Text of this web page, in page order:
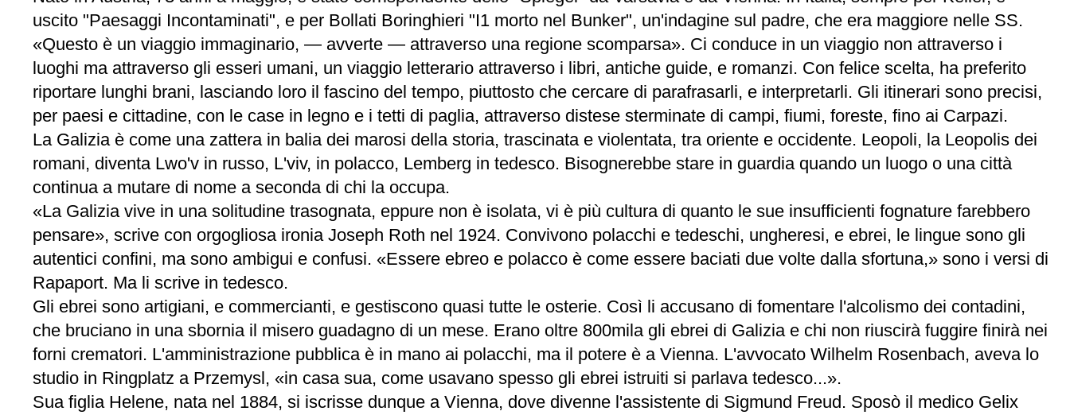
uscito "Paesaggi Incontaminati", e per Bollati Boringhieri "I1 morto nel Bunker", un'indagine sul padre, che era maggiore nelle SS.
«Questo è un viaggio immaginario, — avverte — attraverso una regione scomparsa». Ci conduce in un viaggio non attraverso i
luoghi ma attraverso gli esseri umani, un viaggio letterario attraverso i libri, antiche guide, e romanzi. Con felice scelta, ha preferito
riportare lunghi brani, lasciando loro il fascino del tempo, piuttosto che cercare di parafrasarli, e interpretarli. Gli itinerari sono precisi,
per paesi e cittadine, con le case in legno e i tetti di paglia, attraverso distese sterminate di campi, fiumi, foreste, fino ai Carpazi.
La Galizia è come una zattera in balia dei marosi della storia, trascinata e violentata, tra oriente e occidente. Leopoli, la Leopolis dei
romani, diventa Lwo'v in russo, L'viv, in polacco, Lemberg in tedesco. Bisognerebbe stare in guardia quando un luogo o una città
continua a mutare di nome a seconda di chi la occupa.
«La Galizia vive in una solitudine trasognata, eppure non è isolata, vi è più cultura di quanto le sue insufficienti fognature farebbero
pensare», scrive con orgogliosa ironia Joseph Roth nel 1924. Convivono polacchi e tedeschi, ungheresi, e ebrei, le lingue sono gli
autentici confini, ma sono ambigui e confusi. «Essere ebreo e polacco è come essere baciati due volte dalla sfortuna,» sono i versi di
Rapaport. Ma li scrive in tedesco.
Gli ebrei sono artigiani, e commercianti, e gestiscono quasi tutte le osterie. Così li accusano di fomentare l'alcolismo dei contadini,
che bruciano in una sbornia il misero guadagno di un mese. Erano oltre 800mila gli ebrei di Galizia e chi non riuscirà fuggire finirà nei
forni crematori. L'amministrazione pubblica è in mano ai polacchi, ma il potere è a Vienna. L'avvocato Wilhelm Rosenbach, aveva lo
studio in Ringplatz a Przemysl, «in casa sua, come usavano spesso gli ebrei istruiti si parlava tedesco...».
Sua figlia Helene, nata nel 1884, si iscrisse dunque a Vienna, dove divenne l'assistente di Sigmund Freud. Sposò il medico Gelix